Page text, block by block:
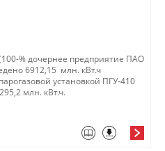
% дочернее предприятие ПАО
6912,15 млн. кВт.ч
установкой ПГУ-410
млн. кВт.ч.